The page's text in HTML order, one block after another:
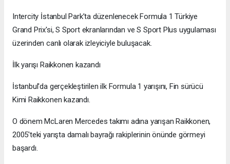
Intercity İstanbul Park’ta düzenlenecek Formula 1 Türkiye
Grand Prix'si, S Sport ekranlarından ve S Sport Plus uygulaması
üzerinden canlı olarak izleyiciyle buluşacak.
İlk yarışı Raikkonen kazandı
İstanbul'da gerçekleştirilen ilk Formula 1 yarışını, Fin sürücü
Kimi Raikkonen kazandı.
O dönem McLaren Mercedes takımı adına yarışan Raikkonen,
2005'teki yarışta damalı bayrağı rakiplerinin önünde görmeyi
başardı.